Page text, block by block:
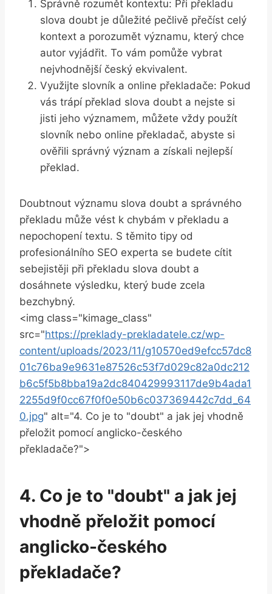
Správně rozumět kontextu: Při překladu
slova doubt je důležité pečlivě přečíst celý
kontext a porozumět významu, který chce
autor vyjádřit. To vám pomůže vybrat
nejvhodnější český ekvivalent.
Využijte slovník a online překladače: Pokud
vás trápí překlad slova doubt a nejste si
jisti jeho významem, můžete vždy použít
slovník nebo online překladač, abyste si
ověřili správný význam a získali nejlepší
překlad.
Doubtnout významu slova doubt a správného
překladu může vést k chybám v překladu a
nepochopení textu. S těmito tipy od
profesionálního SEO experta se budete cítit
sebejistěji při překladu slova doubt a
dosáhnete výsledku, který bude zcela
bezchybný.
<img class="kimage_class"
src="https://preklady-prekladatele.cz/wp-
content/uploads/2023/11/g10570ed9efcc57dc8
01c76ba9e9631e87526c53f7d029c82a0dc212
b6c5f5b8bba19a2dc840429993117de9b4ada1
2255d9f0cc67f0f0e50b6c037369442c7dd_64
0.jpg" alt="4. Co je to "doubt" a jak jej vhodně
přeložit pomocí anglicko-českého
překladače?">
4. Co je to "doubt" a jak jej
vhodně přeložit pomocí
anglicko-českého
překladače?